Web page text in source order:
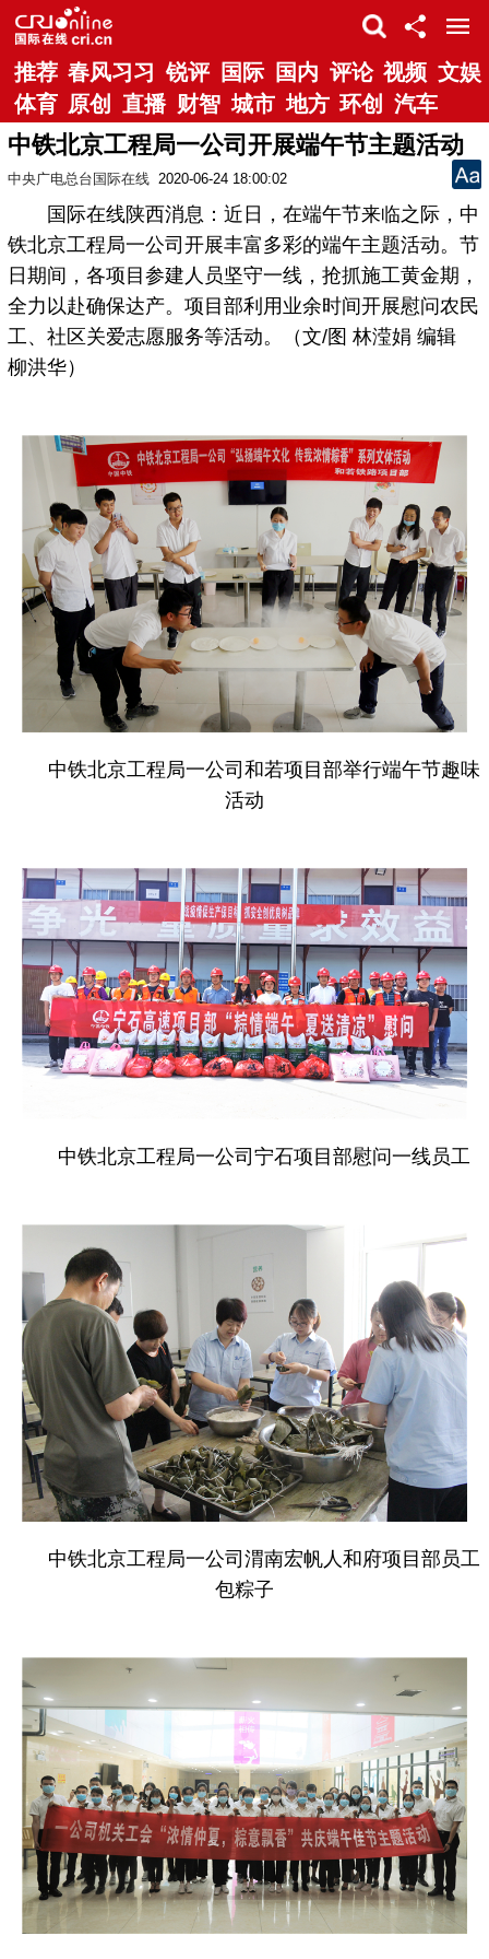
推荐 春风习习 锐评 国际 国内 评论 视频 文娱
体育 原创 直播 财智 城市 地方 环创 汽车
中铁北京工程局一公司开展端午节主题活动
中央广电总台国际在线 2020-06-24 18:00:02
国际在线陕西消息：近日，在端午节来临之际，中
铁北京工程局一公司开展丰富多彩的端午主题活动。节
日期间，各项目参建人员坚守一线，抢抓施工黄金期，
全力以赴确保达产。项目部利用业余时间开展慰问农民
工、社区关爱志愿服务等活动。（文/图 林滢娟 编辑
柳洪华）
中铁北京工程局一公司和若项目部举行端午节趣味
活动
中铁北京工程局一公司宁石项目部慰问一线员工
中铁北京工程局一公司渭南宏帆人和府项目部员工
包粽子